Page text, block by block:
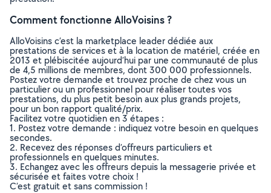
Comment fonctionne AlloVoisins ?
AlloVoisins c’est la marketplace leader dédiée aux
prestations de services et à la location de matériel, créée en
2013 et plébiscitée aujourd’hui par une communauté de plus
de 4,5 millions de membres, dont 300 000 professionnels.
Postez votre demande et trouvez proche de chez vous un
particulier ou un professionnel pour réaliser toutes vos
prestations, du plus petit besoin aux plus grands projets,
pour un bon rapport qualité/prix.
Facilitez votre quotidien en 3 étapes :
1. Postez votre demande : indiquez votre besoin en quelques
secondes.
2. Recevez des réponses d’offreurs particuliers et
professionnels en quelques minutes.
3. Echangez avec les offreurs depuis la messagerie privée et
sécurisée et faites votre choix !
C’est gratuit et sans commission !